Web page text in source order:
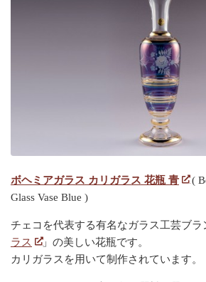
ボヘミアガラス カリガラス 花瓶 青
(
Glass Vase Blue )
チェコを代表する有名なガラス工芸ブラ
ラス
」の美しい花瓶です。
カリガラスを用いて制作されています。